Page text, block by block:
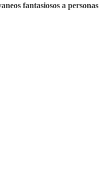
fantasiosos a personas